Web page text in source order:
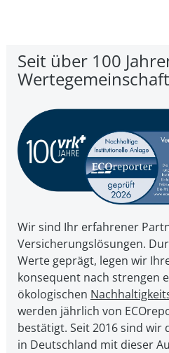
Seit über 100
Wertegemeinschaft
Wir sind Ihr erfahrener
Versicherungslösungen.
Werte geprägt, legen wir
kon­se­quent nach strengen
öko­lo­gi­schen
werden jährlich von
bestätigt. Seit 2016 sind wir
in Deutschland mit dieser